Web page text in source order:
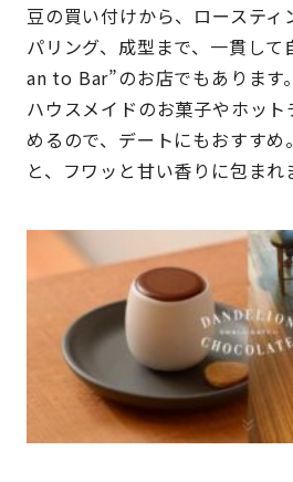
豆の買い付けから、ローステ
パリング、成型まで、一貫し
an to Bar”のお店でもあります
ハウスメイドのお菓子やホッ
めるので、デートにもおすす
と、フワッと甘い香りに包まれ